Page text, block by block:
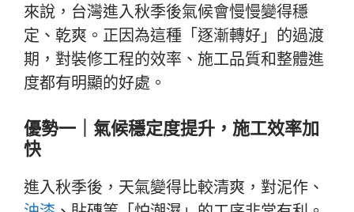
來說，台灣進入秋季後氣候會慢慢變得穩
定、乾爽。正因為這種「逐漸轉好」的過渡
期，對裝修工程的效率、施工品質和整體進
度都有明顯的好處。
優勢一｜氣候穩定度提升，施工效率加
快
進入秋季後，天氣變得比較清爽，對泥作、